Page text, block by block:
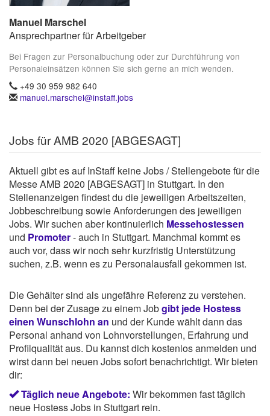
Manuel Marschel
Ansprechpartner für Arbeitgeber
Bei Fragen zur Personalbuchung oder zur Durchführung von
Personaleinsätzen können Sie sich gerne an mich wenden.
+49 30 959 982 640
manuel.marschel@instaff.jobs
Jobs für AMB 2020 [ABGESAGT]
Aktuell gibt es auf InStaff keine Jobs / Stellengebote für die
Messe AMB 2020 [ABGESAGT] in Stuttgart. In den
Stellenanzeigen findest du die jeweiligen Arbeitszeiten,
Jobbeschreibung sowie Anforderungen des jeweiligen
Jobs. Wir suchen aber kontinuierlich Messehostessen
und Promoter- auch in Stuttgart. Manchmal kommt es
auch vor, dass wir noch sehr kurzfristig Unterstützung
suchen, z.B. wenn es zu Personalausfall gekommen ist.
Die Gehälter sind als ungefähre Referenz zu verstehen.
Denn bei der Zusage zu einem Jobgibt jede Hostess
einen Wunschlohn an und der Kunde wählt dann das
Personal anhand von Lohnvorstellungen, Erfahrung und
Profilqualität aus. Du kannst dich kostenlos anmelden und
wirst dann bei neuen Jobs sofort benachrichtigt. Wir bieten
dir:
Täglich neue Angebote: Wir bekommen fast täglich
neue Hostess Jobs in Stuttgart rein.